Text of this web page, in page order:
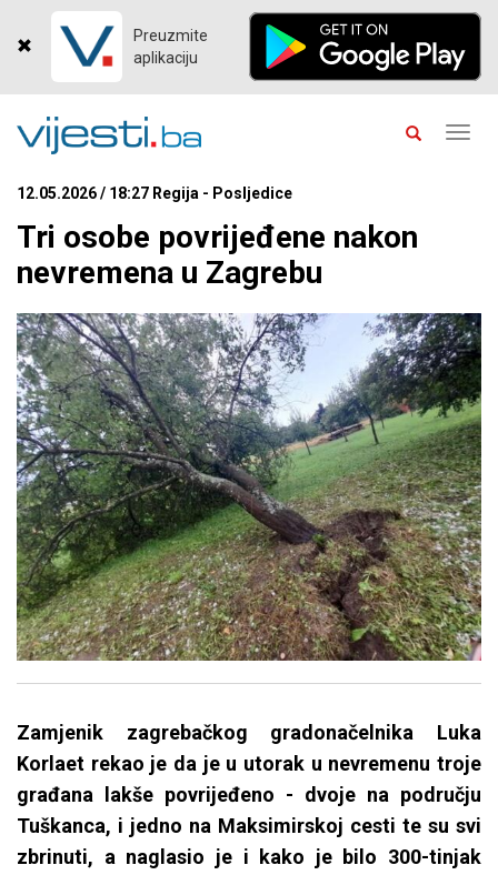
Preuzmite
aplikaciju
12.05.2026 / 18:27 Regija - Posljedice
Tri osobe povrijeđene nakon
nevremena u Zagrebu
Zamjenik zagrebačkog gradonačelnika Luka
Korlaet rekao je da je u utorak u nevremenu troje
građana lakše povrijeđeno - dvoje na području
Tuškanca, i jedno na Maksimirskoj cesti te su svi
zbrinuti, a naglasio je i kako je bilo 300-tinjak